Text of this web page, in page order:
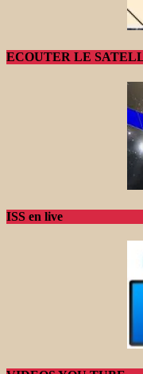
ECOUTER LE
ISS en live